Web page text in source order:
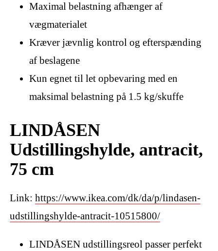
Maximal belastning afhænger af
vægmaterialet
Kræver jævnlig kontrol og efterspænding
af beslagene
Kun egnet til let opbevaring med en
maksimal belastning på 1.5 kg/skuffe
LINDÅSEN
Udstillingshylde, antracit,
75 cm
Link: https://www.ikea.com/dk/da/p/lindasen-
udstillingshylde-antracit-10515800/
LINDÅSEN udstillingsreol passer perfekt